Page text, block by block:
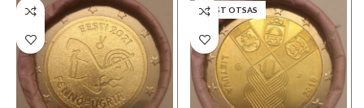
LAOST OTSAS